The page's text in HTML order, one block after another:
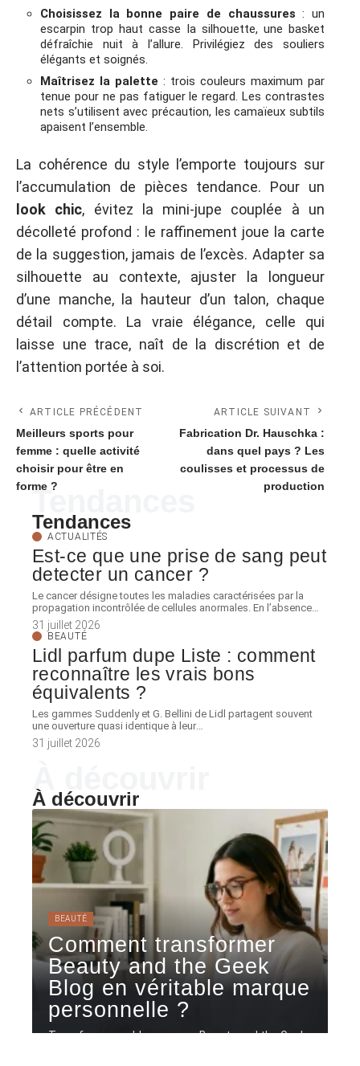
Choisissez la bonne paire de chaussures : un
escarpin trop haut casse la silhouette, une basket
défraîchie nuit à l’allure. Privilégiez des souliers
élégants et soignés.
Maîtrisez la palette : trois couleurs maximum par
tenue pour ne pas fatiguer le regard. Les contrastes
nets s’utilisent avec précaution, les camaïeux subtils
apaisent l’ensemble.
La cohérence du style l’emporte toujours sur
l’accumulation de pièces tendance. Pour un
look chic, évitez la mini-jupe couplée à un
décolleté profond : le raffinement joue la carte
de la suggestion, jamais de l’excès. Adapter sa
silhouette au contexte, ajuster la longueur
d’une manche, la hauteur d’un talon, chaque
détail compte. La vraie élégance, celle qui
laisse une trace, naît de la discrétion et de
l’attention portée à soi.
ARTICLE PRÉCÉDENT
Meilleurs sports pour
femme : quelle activité
choisir pour être en
forme ?
ARTICLE SUIVANT
Fabrication Dr. Hauschka :
dans quel pays ? Les
coulisses et processus de
production
Tendances
Tendances
ACTUALITÉS
Est-ce que une prise de sang peut
detecter un cancer ?
Le cancer désigne toutes les maladies caractérisées par la
propagation incontrôlée de cellules anormales. En l’absence
31 juillet 2026
BEAUTÉ
Lidl parfum dupe Liste : comment
reconnaître les vrais bons
équivalents ?
Les gammes Suddenly et G. Bellini de Lidl partagent souvent
une ouverture quasi identique à leur
31 juillet 2026
À découvrir
BEAUTÉ
Comment transformer
Beauty and the Geek
Blog en véritable marque
personnelle ?
Transformer un blog comme Beauty and the Geek